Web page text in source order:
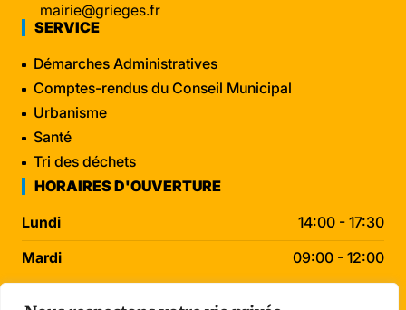
mairie@grieges.fr
SERVICE
Démarches Administratives
Comptes-rendus du Conseil Municipal
Urbanisme
Santé
Tri des déchets
HORAIRES D'OUVERTURE
Lundi
14:00 - 17:30
Mardi
09:00 - 12:00